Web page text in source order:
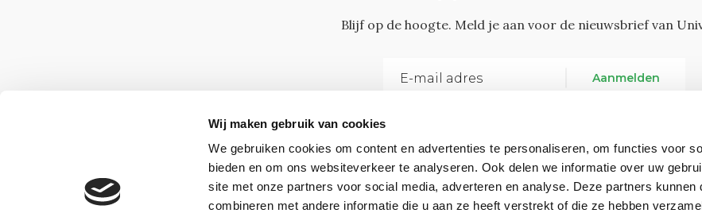
Wij maken gebruik van cookies
We gebruiken cookies om content en advertenties te personaliseren, om functies voor
bieden en om ons websiteverkeer te analyseren. Ook delen we informatie over uw
site met onze partners voor social media, adverteren en analyse. Deze partners kunnen
combineren met andere informatie die u aan ze heeft verstrekt of die ze hebben
Blijf op de hoogte. Meld je aan voor de nieuwsbrief van
Aanmelden